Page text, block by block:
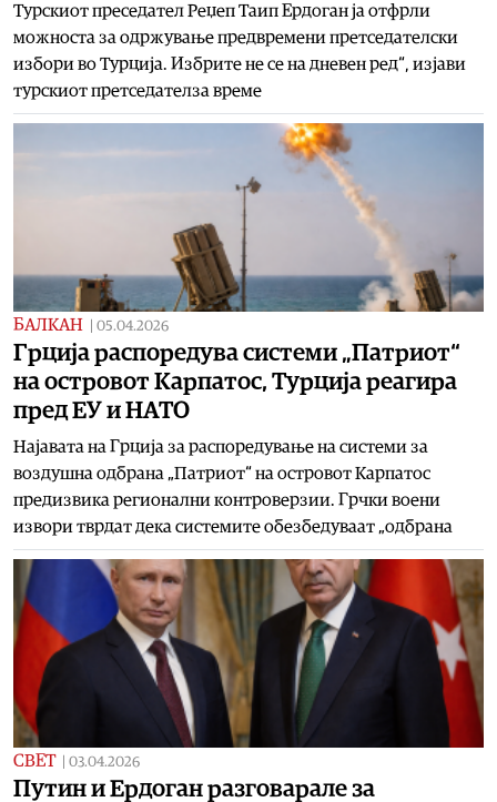
Турскиот преседател Реџеп Таип Ердоган ја отфрли
можноста за одржување предвремени претседателски
избори во Турција. Избрите не се на дневен ред“, изјави
турскиот претседателза време
БАЛКАН 05.04.2026
Грција распоредува системи „Патриот“
на островот Карпатос, Турција реагира
пред ЕУ и НАТО
Најавата на Грција за распоредување на системи за
воздушна одбрана „Патриот“ на островот Карпатос
предизвика регионални контроверзии. Грчки воени
извори тврдат дека системите обезбедуваат „одбрана
СВЕТ 03.04.2026
Путин и Ердоган разговарале за